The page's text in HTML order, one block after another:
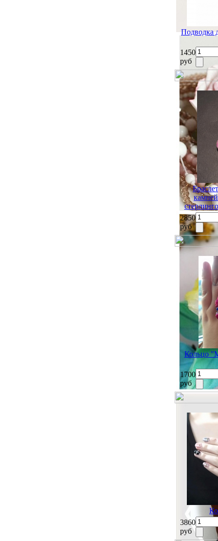
Подводка
1450
руб
2850
руб
Кольцо
1700
руб
3860
руб